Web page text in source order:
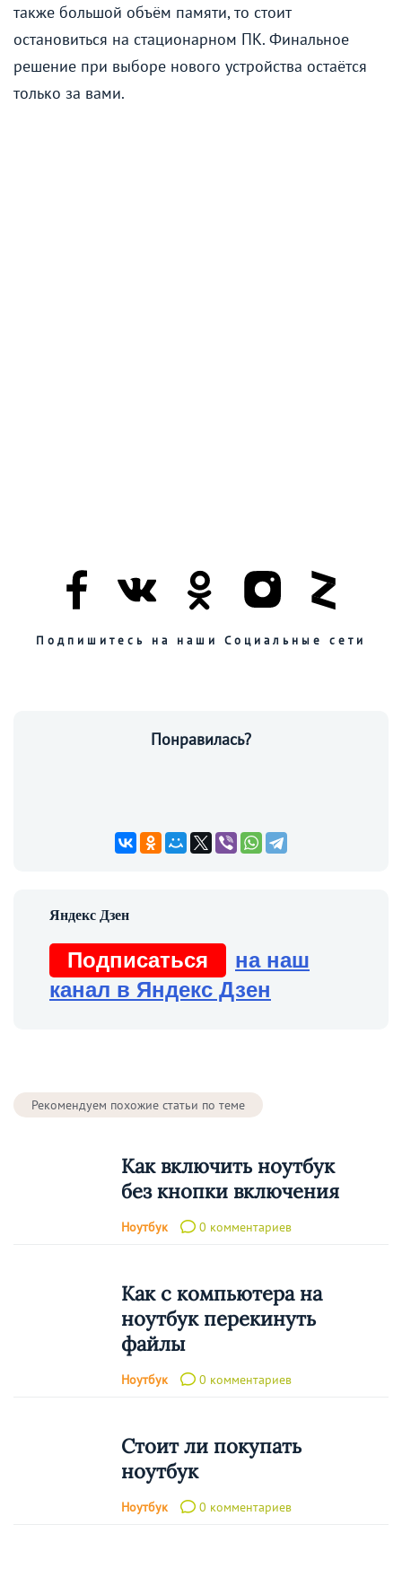
также большой объём памяти, то стоит
остановиться на стационарном ПК. Финальное
решение при выборе нового устройства остаётся
только за вами.
Подпишитесь на наши Социальные сети
Понравилась?
Подписаться
на наш
канал в Яндекс Дзен
Рекомендуем похожие статьи по теме
Как включить ноутбук
без кнопки включения
Ноутбук 0 комментариев
Как с компьютера на
ноутбук перекинуть
файлы
Ноутбук 0 комментариев
Стоит ли покупать
ноутбук
Ноутбук 0 комментариев